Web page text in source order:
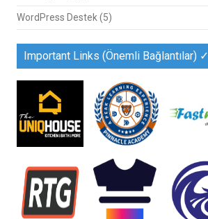
WordPress Destek (5)
Important Links (Önemli Bağlantılar) ✓